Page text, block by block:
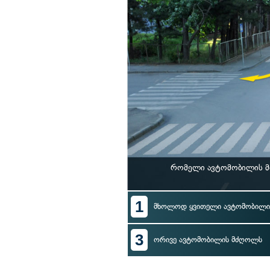
რომელი ავტომობილის
1 მხოლოდ ყვითელი
3 ორივე ავტომობილის მძღოლს